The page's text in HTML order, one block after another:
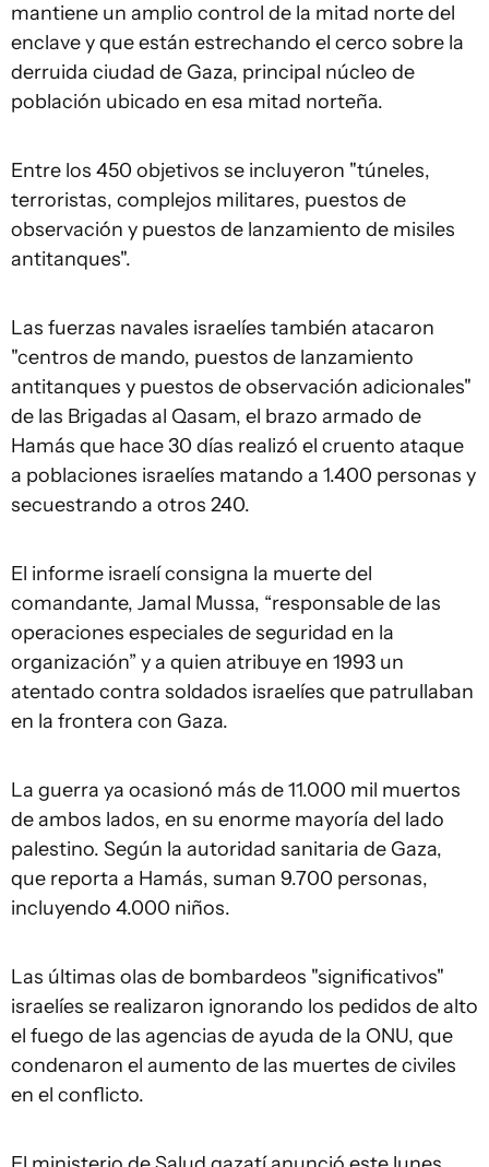
mantiene un amplio control de la mitad norte del
enclave y que están estrechando el cerco sobre la
derruida ciudad de Gaza, principal núcleo de
población ubicado en esa mitad norteña.
Entre los 450 objetivos se incluyeron "túneles,
terroristas, complejos militares, puestos de
observación y puestos de lanzamiento de misiles
antitanques".
Las fuerzas navales israelíes también atacaron
"centros de mando, puestos de lanzamiento
antitanques y puestos de observación adicionales"
de las Brigadas al Qasam, el brazo armado de
Hamás que hace 30 días realizó el cruento ataque
a poblaciones israelíes matando a 1.400 personas y
secuestrando a otros 240.
El informe israelí consigna la muerte del
comandante, Jamal Mussa, “responsable de las
operaciones especiales de seguridad en la
organización” y a quien atribuye en 1993 un
atentado contra soldados israelíes que patrullaban
en la frontera con Gaza.
La guerra ya ocasionó más de 11.000 mil muertos
de ambos lados, en su enorme mayoría del lado
palestino. Según la autoridad sanitaria de Gaza,
que reporta a Hamás, suman 9.700 personas,
incluyendo 4.000 niños.
Las últimas olas de bombardeos "significativos"
israelíes se realizaron ignorando los pedidos de alto
el fuego de las agencias de ayuda de la ONU, que
condenaron el aumento de las muertes de civiles
en el conflicto.